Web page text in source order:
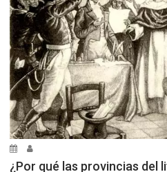
¿Por qué las provincias del